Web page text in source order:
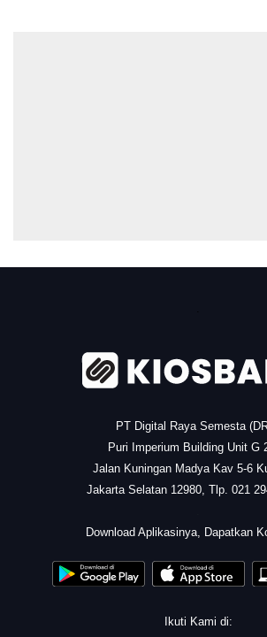
PT Digital Raya Semesta
Puri Imperium Building Unit G
Jalan Kuningan Madya Kav 5-6
Jakarta Selatan 12980, Tlp. 021
Download Aplikasinya, Dapatkan
Ikuti Kami di: